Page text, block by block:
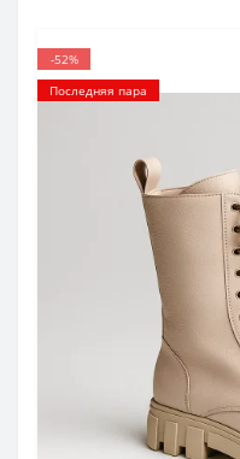
-52%
Последняя пара